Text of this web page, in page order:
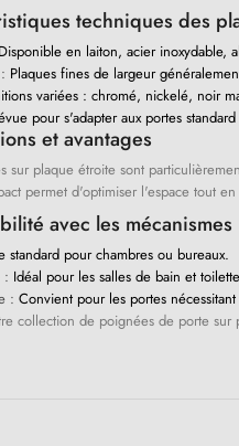
techniques des
Disponible en laiton, acier inoxydable,
Plaques fines de largeur
variées : chromé, nickelé, noir
pour s'adapter aux portes
et avantages
sur plaque étroite sont
permet d'optimiser l'espace tout
avec les mécanismes
standard pour chambres ou bureaux.
: Idéal pour les salles de bain et
: Convient pour les portes
collection de poignées de porte